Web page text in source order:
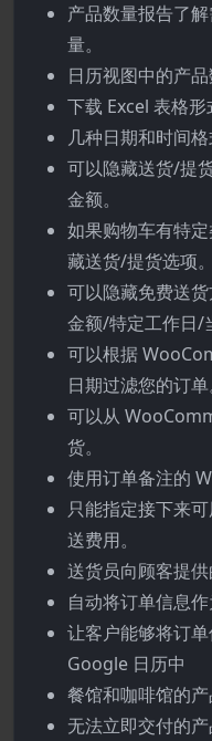
产品数量报告了
量。
日历视图中的产
下载 Excel 表格形
几种日期和时间格
可以隐藏送货/提
金额。
如果购物车有特
藏送货/提货选项。
可以隐藏免费送
金额/特定工作日/
可以根据
日期过滤您的订单
可以从
货。
使用订单备注的
只能指定接下来
送费用。
送货员向顾客提
自动将订单信息
让客户能够将订
Google 日历中
餐馆和咖啡馆的产
无法立即交付的产